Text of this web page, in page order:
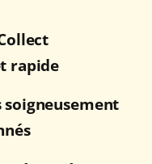
rapide